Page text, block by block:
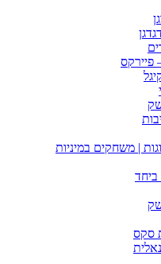
פיירקס
| משחקים במיניות
סקס